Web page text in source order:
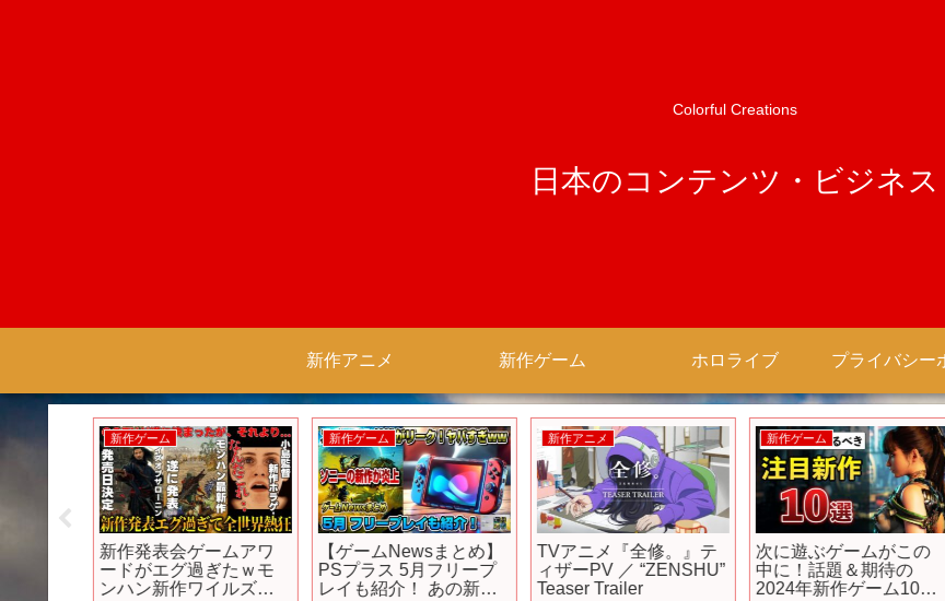
Colorful Creations
日本のコンテンツ・ビジネス
新作アニメ 新作ゲーム ホロライブ
新作ゲーム
新作発表会ゲームアワ
ードがエグ過ぎたｗモ
ンハン新作ワイルズに
新作ゲーム
【ゲームNewsまとめ】
PSプラス 5月フリープ
レイも紹介！ あの新作
新作アニメ
TVアニメ『全修。』テ
ィザーPV ／ “ZENSHU”
Teaser Trailer
新作ゲーム
次に遊ぶゲームがこの
中に！話題＆期待の
2024年新作ゲーム10選